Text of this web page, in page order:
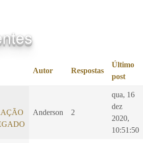
Autor Respostas
Último
post
Anderson 2
qua, 16
dez
2020,
10:51:50